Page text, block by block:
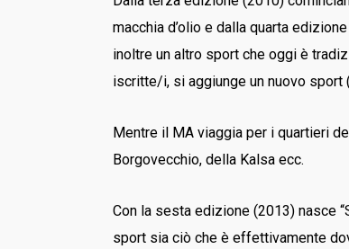
macchia d’olio e dalla quarta
inoltre un altro sport che oggi è
iscritte/i, si aggiunge un nuovo sport
Mentre il MA viaggia per i quartieri
Borgovecchio, della Kalsa ecc.
Con la sesta edizione (2013) nasce
sport sia ciò che è effettivamente